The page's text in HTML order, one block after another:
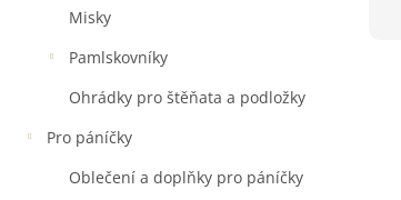
Misky
Pamlskovníky
Ohrádky pro štěňata a podložky
Pro páníčky
Oblečení a doplňky pro páníčky